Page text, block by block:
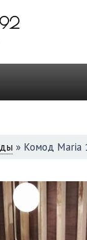
» Комод Maria